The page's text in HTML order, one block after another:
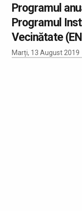
Programul
Programul
Vecinătate
Marți, 13 August 2019